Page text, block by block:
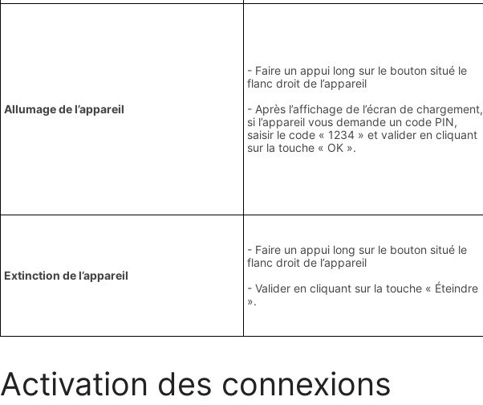
Allumage de l’appareil
- Faire un appui long sur le bouton situé le
flanc droit de l’appareil
- Après l’affichage de l’écran de chargement,
si l’appareil vous demande un code PIN,
saisir le code « 1234 » et valider en cliquant
sur la touche « OK ».
Extinction de l’appareil
- Faire un appui long sur le bouton situé le
flanc droit de l’appareil
- Valider en cliquant sur la touche « Éteindre
».
Activation des connexions